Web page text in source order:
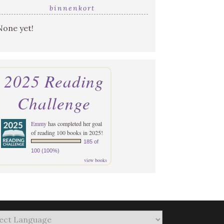
binnenkort
yet!
2025 Reading
Challenge
Emmyhas completed her goal
of reading 100 books in 2025!
185 of
100 (100%)
view books